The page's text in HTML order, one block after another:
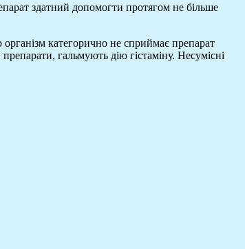
здатний допомогти протягом не більше
категорично не сприймає препарат
гальмують дію гістаміну. Несумісні